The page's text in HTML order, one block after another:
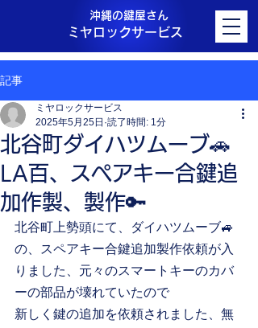
ミヤロックサービス
沖縄の鍵屋さん
記事
北谷町ダイハツムーブ🚗
LA百、スペアキー合鍵追
加作製、製作🔑
ミヤロックサービス
2025年5月25日 読了時間: 1分
北谷町上勢頭にて、ダイハツムーブ🚙
の、スペアキー合鍵追加製作依頼が入
りました、元々のスマートキーのカバ
ーの部品が壊れていたので
新しく鍵の追加を依頼されました、無